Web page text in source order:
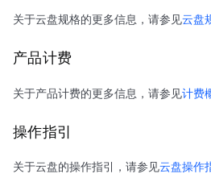
关于云盘规格的更多信息，请参见云盘
产品计费
关于产品计费的更多信息，请参见计费
操作指引
关于云盘的操作指引，请参见云盘操作